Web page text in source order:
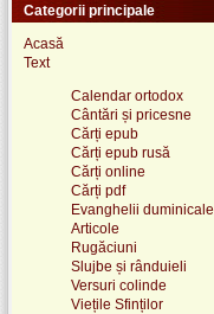
Categorii principale
Acasă
Text
Calendar ortodox
Cântări și pricesne
Cărți epub
Cărți epub rusă
Cărți online
Cărți pdf
Evanghelii duminicale
Articole
Rugăciuni
Slujbe și rânduieli
Versuri colinde
Viețile Sfinților